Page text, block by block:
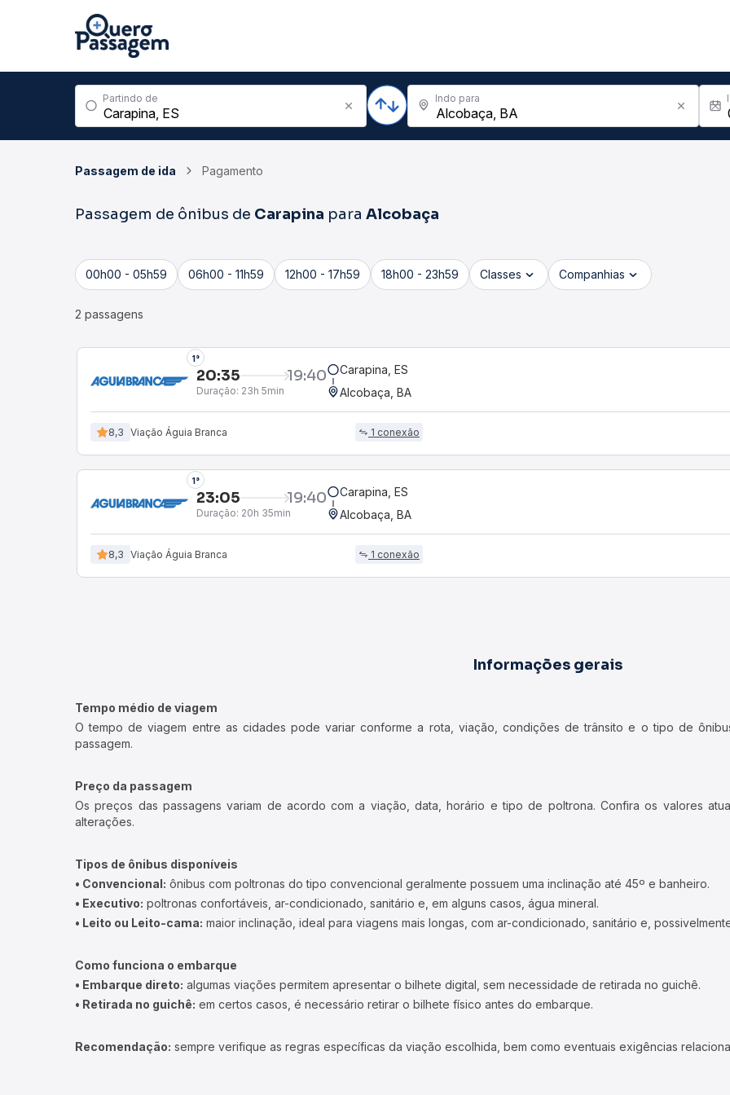
Partindo de Indo para
Passagem de ida Pagamento
Passagem de ônibus de Carapina para Alcobaça
00h00 - 05h59 06h00 - 11h59 12h00 - 17h59 18h00 - 23h59 Classes Companhias
2 passagens
1°
20:35 19:40
Duração: 23h 5min
Carapina, ES
Alcobaça, BA
8,3 Viação Águia Branca 1 conexão
1°
23:05 19:40
Duração: 20h 35min
Carapina, ES
Alcobaça, BA
8,3 Viação Águia Branca 1 conexão
Informações gerais
Tempo médio de viagem
O tempo de viagem entre as cidades pode variar conforme a rota, viação, condições de trânsito e o tipo de
passagem.
Preço da passagem
Os preços das passagens variam de acordo com a viação, data, horário e tipo de poltrona. Confira os valores
alterações.
Tipos de ônibus disponíveis
• Convencional: ônibus com poltronas do tipo convencional geralmente possuem uma inclinação até 45º e banheiro.
• Executivo: poltronas confortáveis, ar-condicionado, sanitário e, em alguns casos, água mineral.
• Leito ou Leito-cama: maior inclinação, ideal para viagens mais longas, com ar-condicionado, sanitário e,
Como funciona o embarque
• Embarque direto: algumas viações permitem apresentar o bilhete digital, sem necessidade de retirada no guichê.
• Retirada no guichê: em certos casos, é necessário retirar o bilhete físico antes do embarque.
Recomendação: sempre verifique as regras específicas da viação escolhida, bem como eventuais exigências